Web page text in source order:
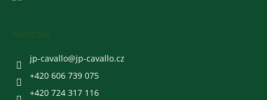
jp-cavallo@jp-cavallo.cz
+420 606 739 075
+420 724 317 116